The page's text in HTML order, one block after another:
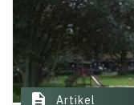
description Artikel